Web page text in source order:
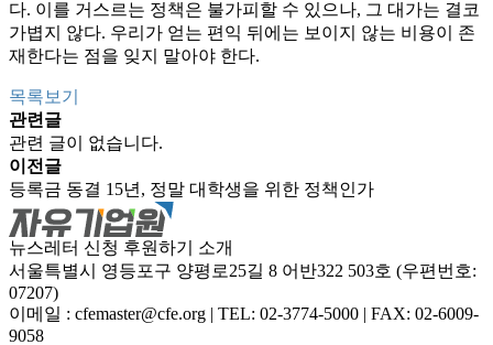
다. 이를 거스르는 정책은 불가피할 수 있으나, 그 대가는 결코
가볍지 않다. 우리가 얻는 편익 뒤에는 보이지 않는 비용이 존
재한다는 점을 잊지 말아야 한다.
목록보기
관련글
관련 글이 없습니다.
이전글
등록금 동결 15년, 정말 대학생을 위한 정책인가
뉴스레터 신청 후원하기
소개
서울특별시 영등포구 양평로25길 8 어반322 503호 (우편번호:
07207)
이메일 : cfemaster@cfe.org | TEL: 02-3774-5000 | FAX: 02-6009-
9058